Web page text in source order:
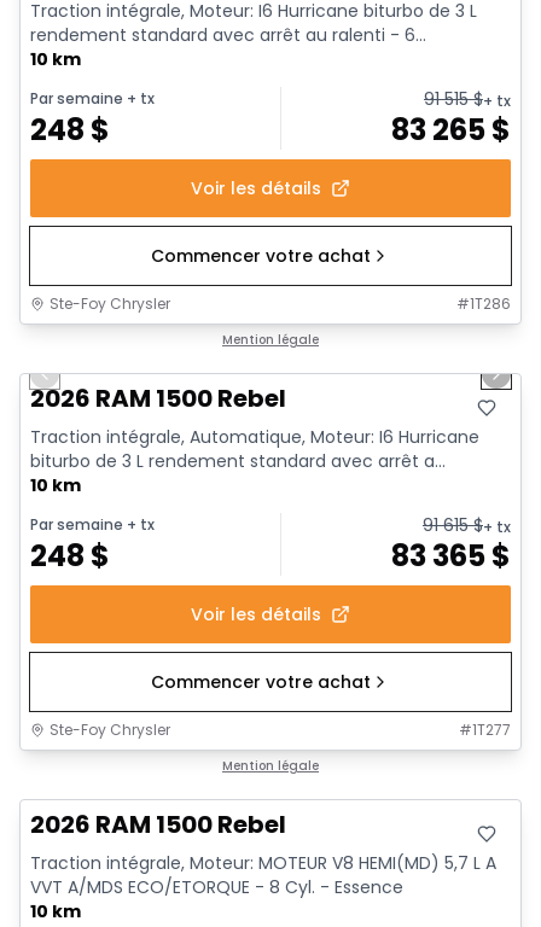
Traction intégrale, Moteur: I6 Hurricane biturbo de 3 L
rendement standard avec arrêt au ralenti - 6...
10 km
Par semaine + tx
248 $
91 515$+ tx
83 265$
Voir les détails
Commencer votre achat
Ste-Foy Chrysler #1T286
Mention légale
Previous slide Next
2026 RAM 1500 Rebel
Traction intégrale, Automatique, Moteur: I6 Hurricane
biturbo de 3 L rendement standard avec arrêt a...
10 km
Par semaine + tx
248 $
91 615$+ tx
83 365$
Voir les détails
Commencer votre achat
Ste-Foy Chrysler #1T277
Mention légale
2026 RAM 1500 Rebel
Traction intégrale, Moteur: MOTEUR V8 HEMI(MD) 5,7 L A
VVT A/MDS ECO/ETORQUE - 8 Cyl. - Essence
10 km